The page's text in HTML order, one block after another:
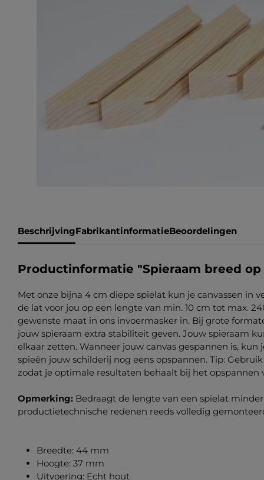
BeschrijvingFabrikantinformatieBeoordelingen
Productinformatie "Spieraam breed op
Met onze bijna 4 cm diepe spielat kun je canvassen in
de lat voor jou op een lengte van min. 10 cm tot max.
gewenste maat in ons invoermasker in. Bij grote
jouw spieraam extra stabiliteit geven. Jouw spieraam
elkaar zetten. Wanneer jouw canvas gespannen is,
spieën jouw schilderij nog eens opspannen. Tip:
zodat je optimale resultaten behaalt bij het opspannen
Opmerking: Bedraagt de lengte van een spielat
productietechnische redenen reeds volledig
Breedte: 44 mm
Hoogte: 37 mm
Uitvoering: Echt hout